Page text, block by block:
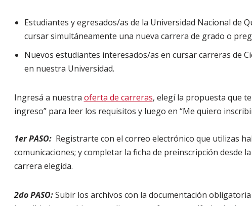
Estudiantes y egresados/as de la Universidad Nacional de
cursar simultáneamente una nueva carrera de grado o
Nuevos estudiantes interesados/as en cursar carreras de
en nuestra Universidad.
Ingresá a nuestra oferta de carreras, elegí la propuesta que
ingreso” para leer los requisitos y luego en “Me quiero
1er PASO:Registrarte con el correo electrónico que utilizas
comunicaciones; y completar la ficha de preinscripción desde
carrera elegida.
2do PASO:Subir los archivos con la documentación